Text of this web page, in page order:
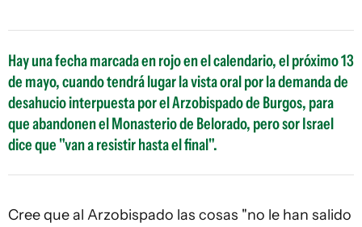
Hay una fecha marcada en rojo en el calendario, el próximo 13
de mayo, cuando tendrá lugar la vista oral por la demanda de
desahucio interpuesta por el Arzobispado de Burgos, para
que abandonen el Monasterio de Belorado, pero sor Israel
dice que "van a resistir hasta el final".
Cree que al Arzobispado las cosas "no le han salido